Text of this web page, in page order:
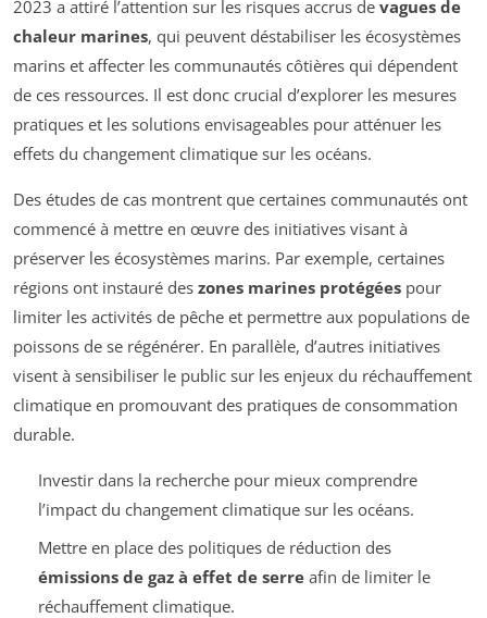
2023 a attiré l’attention sur les risques accrus de vagues de
chaleur marines, qui peuvent déstabiliser les écosystèmes
marins et affecter les communautés côtières qui dépendent
de ces ressources. Il est donc crucial d’explorer les mesures
pratiques et les solutions envisageables pour atténuer les
effets du changement climatique sur les océans.
Des études de cas montrent que certaines communautés ont
commencé à mettre en œuvre des initiatives visant à
préserver les écosystèmes marins. Par exemple, certaines
régions ont instauré des zones marines protégées pour
limiter les activités de pêche et permettre aux populations de
poissons de se régénérer. En parallèle, d’autres initiatives
visent à sensibiliser le public sur les enjeux du réchauffement
climatique en promouvant des pratiques de consommation
durable.
Investir dans la recherche pour mieux comprendre
l’impact du changement climatique sur les océans.
Mettre en place des politiques de réduction des
émissions de gaz à effet de serreafin de limiter le
réchauffement climatique.